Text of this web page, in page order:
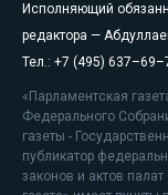
Исполняющий
редактора —
Тел.: +7 (495)
«Парламентская
Федерального
газеты -
публикатор
законов и актов